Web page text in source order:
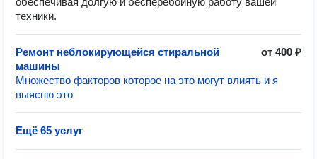
техники.
Ремонт неблокирующейся стиральной
машины
от 400 ₽
Множество факторов которое на это могут влиять и я
выясню это
Ещё 65 услуг